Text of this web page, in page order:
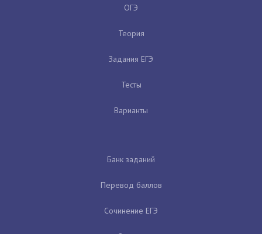
ОГЭ
Теория
Задания ЕГЭ
Тесты
Варианты
Банк заданий
Перевод баллов
Сочинение ЕГЭ